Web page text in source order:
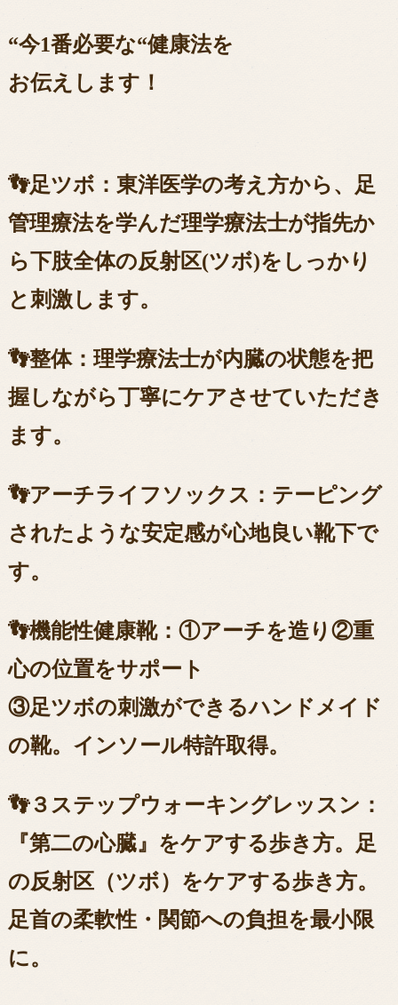
“今1番必要な“健康法を
お伝えします！
👣足ツボ：東洋医学の考え方から、足
管理療法を学んだ理学療法士が指先か
ら下肢全体の反射区(ツボ)をしっかり
と刺激します。
👣整体：理学療法士が内臓の状態を把
握しながら丁寧にケアさせていただき
ます。
👣アーチライフソックス：テーピング
されたような安定感が心地良い靴下で
す。
👣機能性健康靴：①アーチを造り②重
心の位置をサポート
③足ツボの刺激ができるハンドメイド
の靴。インソール特許取得。
👣３ステップウォーキングレッスン：
『第二の心臓』をケアする歩き方。足
の反射区（ツボ）をケアする歩き方。
足首の柔軟性・関節への負担を最小限
に。